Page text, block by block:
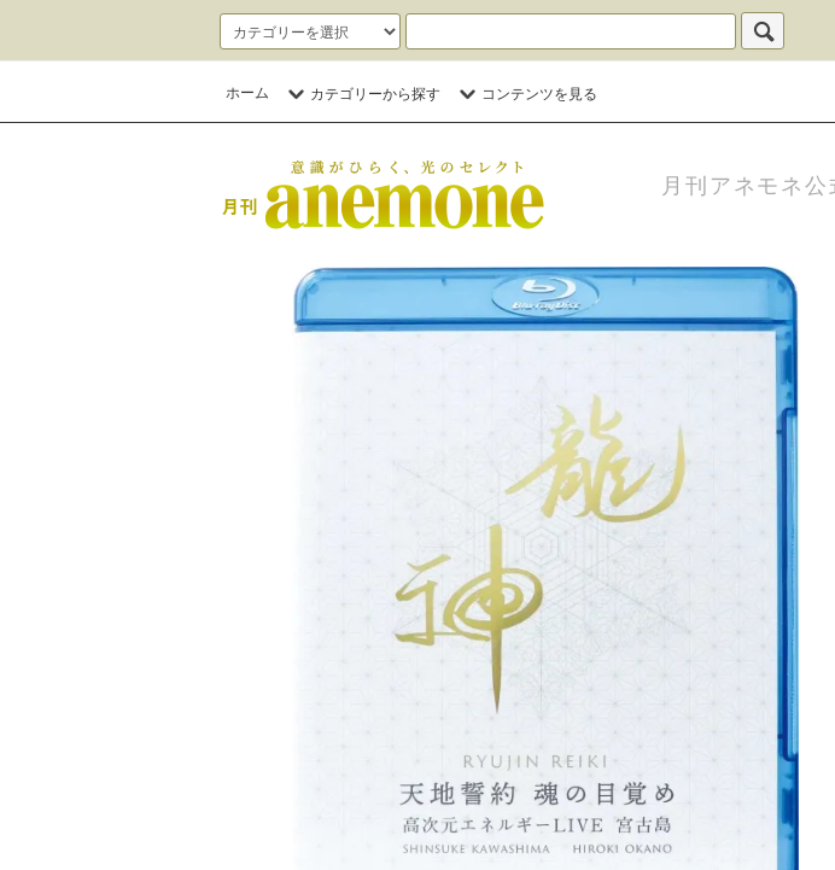
ホーム カテゴリーから探す コンテンツを見る
月刊アネモネ